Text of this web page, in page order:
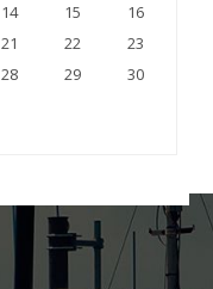
14 15
16
21 22
23
28 29
30